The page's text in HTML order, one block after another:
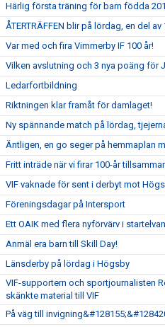
Härlig första träning för barn födda
ÅTERTRÄFFEN blir på lördag, en del
Var med och fira Vimmerby IF 100 år!
Vilken avslutning och 3 nya poäng för
Ledarfortbildning
Riktningen klar framåt för damlaget!
Ny spännande match på lördag,
Äntligen, en go seger på hemmaplan
Fritt inträde när vi firar 100-år
VIF vaknade för sent i derbyt mot
Föreningsdagar på Intersport
Ett OAIK med flera nyförvärv i
Anmäl era barn till Skill Day!
Länsderby på lördag i Högsby
VIF-supportern och sportjournalisten
skänkte material till VIF
På väg till